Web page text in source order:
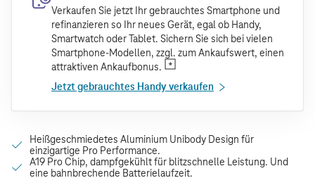
Verkaufen Sie jetzt Ihr gebrauchtes Smartphone und
refinanzieren so Ihr neues Gerät, egal ob Handy,
Smartwatch oder Tablet. Sichern Sie sich bei vielen
Smartphone-Modellen, zzgl. zum Ankaufswert, einen
attraktiven Ankaufbonus.
Jetzt gebrauchtes Handy verkaufen